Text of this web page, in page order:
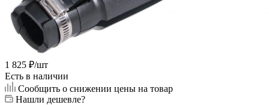
1 825 ₽/шт
Есть в наличии
Сообщить о снижении цены на товар
Нашли дешевле?